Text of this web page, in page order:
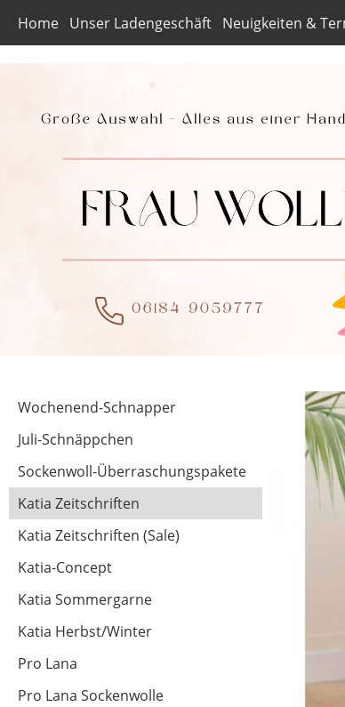
Home Unser Ladengeschäft Neuigkeiten &
Wochenend-Schnapper
Juli-Schnäppchen
Sockenwoll-Überraschungspakete
Katia Zeitschriften
Katia Zeitschriften (Sale)
Katia-Concept
Katia Sommergarne
Katia Herbst/Winter
Pro Lana
Pro Lana Sockenwolle